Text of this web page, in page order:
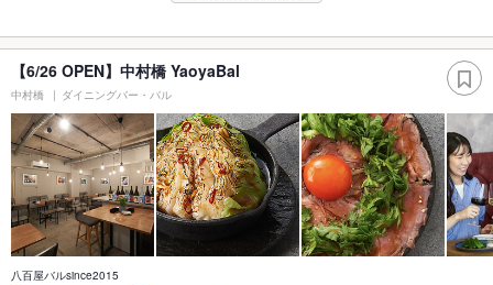
【6/26 OPEN】中村橋 YaoyaBal
中村橋 ダイニングバー・バル
八百屋バルsince2015